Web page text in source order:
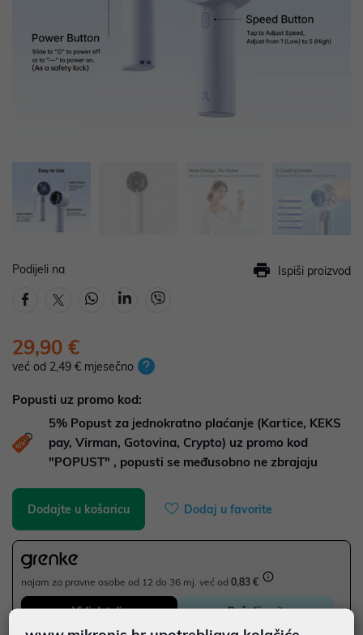
Podijeli na Ispiši proizvod
29,90 €
već od 2,49 € mjesečno
Popusti uz promo kod:
5% Popust za jednokratno plaćanje (Kartice, KEKS
pay, Virman, Gotovina, Crypto) uz promo kod
"POPUST" , popusti se međusobno ne zbrajaju
Dodajte u košaricu Dodaj u favorite
najam za pravne osobe od 12 do 36 mj. već od 0,83 €
Vidi detalje Pošalji upit